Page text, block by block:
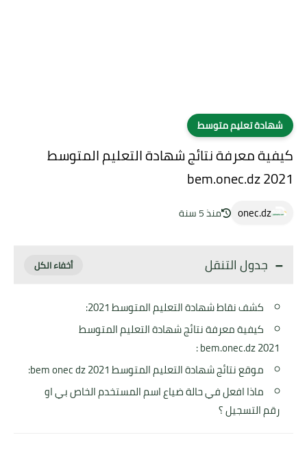
شهادة تعليم متوسط
كيفية معرفة نتائج شهادة التعليم المتوسط
bem.onec.dz 2021
onec.dz منذ 5 سنة
جدول التنقل
كشف نقاط شهادة التعليم المتوسط 2021:
كيفية معرفة نتائج شهادة التعليم المتوسط
bem.onec.dz 2021 :
موقع نتائج شهادة التعليم المتوسط bem onec dz 2021:
ماذا افعل في حالة ضياع اسم المستخدم الخاص بي او
رقم التسجيل ؟